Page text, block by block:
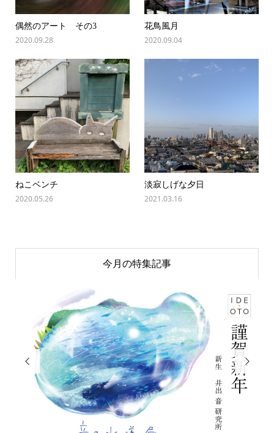
偶然のアート その3
2020.09.28
花鳥風月
2020.09.04
ねこベンチ
2020.05.26
淡寂しげな夕日
2021.03.16
今月の特集記事
 